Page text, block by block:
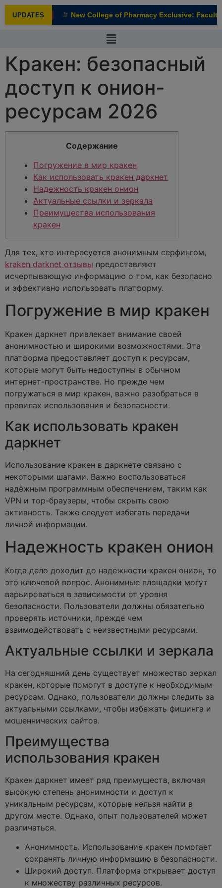
UPDATES
NEW New College of Pharmacy Exclusive: Faculty
Кракен: безопасный
доступ к онион-
ресурсам 2026
Содержание
Погружение в мир кракен
Как использовать кракен даркнет
Надежность кракен онион
Актуальные ссылки и зеркала
Преимущества использования
кракен
Для тех, кто интересуется анонимным серфингом,
kraken darknet отзывы предоставляют
исчерпывающую информацию о том, как безопасно
и эффективно использовать платформу.
Погружение в мир кракен
Кракен даркнет привлекает внимание своей
анонимностью и широкими возможностями. Эта
платформа предоставляет доступ к ресурсам,
которые могут быть недоступны в обычном
интернет-пространстве. Но прежде чем
погружаться в мир кракен, важно разобраться в
правилах использования и безопасности.
Как использовать кракен
даркнет
Использование кракен в даркнете связано с
некоторыми шагами. Важно воспользоваться
надёжным программным обеспечением, таким как
VPN и тор-браузеры, чтобы скрыть свою
активность. Также следует избегать передачи
личной информации.
Надежность кракен онион
Когда дело доходит до надежности кракен онион, то
это ключевой вопрос. Анонимные площадки могут
варьироваться в зависимости от уровня
безопасности. Пользователи должны обязательно
проверять источники, прежде чем
взаимодействовать с неизвестными ресурсами.
Актуальные ссылки и зеркала
На сегодняшний день существует множество зеркал
кракен, которые помогут в доступе к необходимым
ресурсам. Однако, пользователи должны следить за
актуальными ссылками, чтобы избежать фишинга и
мошеннических сайтов.
Преимущества
использования кракен
Кракен даркнет имеет ряд преимуществ, включая
высокую степень анонимности и доступ к
уникальным ресурсам, которые нельзя найти в
другом месте. Однако, опыт пользователей может
различаться.
Анонимность. Использование кракен помогает
сохранять личную информацию в безопасности.
Широкий доступ. Платформа открывает доступ
к множеству различных ресурсов.
modal-check